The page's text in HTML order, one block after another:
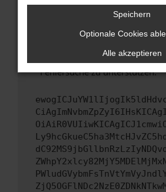
Wende dich an den
Wenn du alle oben genannten
hast, kontaktiere uns bitte. Wir
uns diesen Text schicken, um
Fehlersuche zu unterstützen:
Speichern
Optionale Cookies
Alle akzeptieren